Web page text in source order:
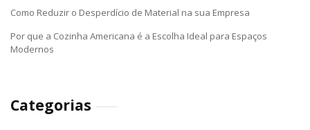
Como Reduzir o Desperdício de Material na sua Empresa
Por que a Cozinha Americana é a Escolha Ideal para Espaços
Modernos
Categorias